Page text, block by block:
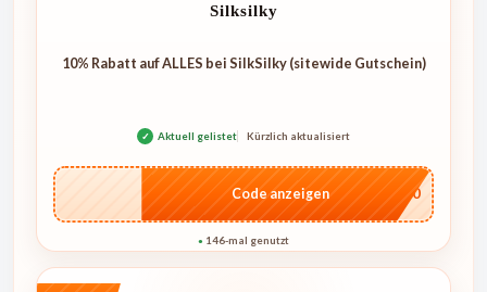
Silksilky
10% Rabatt auf ALLES bei SilkSilky (sitewide Gutschein)
✓ Aktuell gelistet Kürzlich aktualisiert
…NT10
Code anzeigen
● 146-mal genutzt